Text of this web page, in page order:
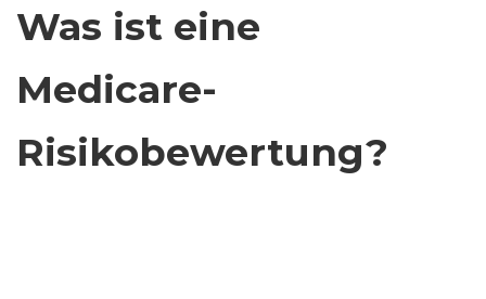
Was ist eine
Medicare-
Risikobewertung?